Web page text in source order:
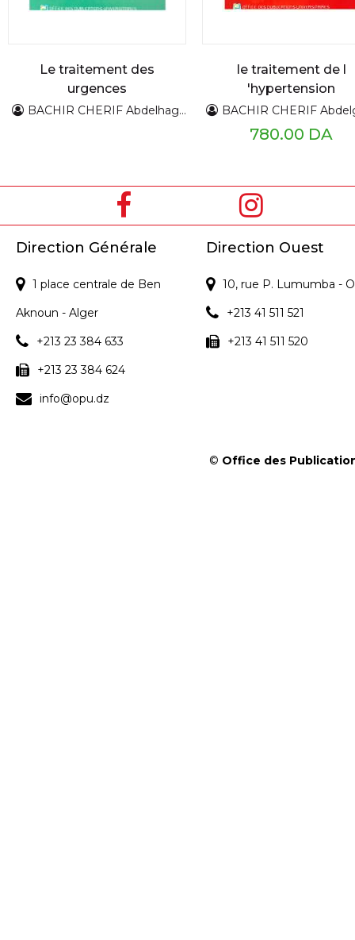
Le traitement des
urgences
hypertensives
BACHIR CHERIF Abdelhaghani
le traitement de l
'hypertension
artérielle
BACHIR CHERIF
780.00 DA
Direction Générale
1 place centrale de Ben
Aknoun - Alger
+213 23 384 633
+213 23 384 624
info@opu.dz
Direction Ouest
10, rue P. Lumumba -
+213 41 511 521
+213 41 511 520
© Office des